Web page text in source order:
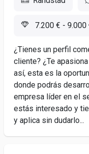
7.200 € - 9.000
¿Tienes un perfil
cliente? ¿Te
así, esta es la
donde podrás
empresa líder en el
estás interesado y
y aplica sin dudarlo...